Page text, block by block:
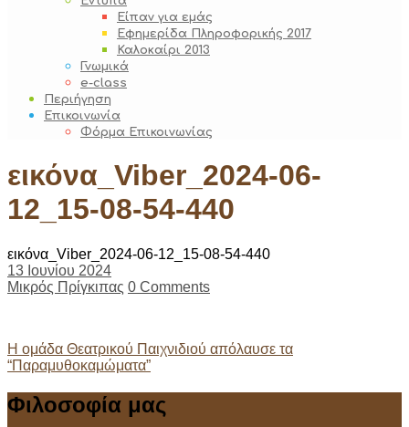
Είπαν για εμάς
Εφημερίδα Πληροφορικής 2017
Καλοκαίρι 2013
Γνωμικά
e-class
Περιήγηση
Επικοινωνία
Φόρμα Επικοινωνίας
εικόνα_Viber_2024-06-
12_15-08-54-440
εικόνα_Viber_2024-06-12_15-08-54-440
13 Ιουνίου 2024
Μικρός Πρίγκιπας 0 Comments
Post
navigation
Η ομάδα Θεατρικού Παιχνιδιού απόλαυσε τα
“Παραμυθοκαμώματα”
Φιλοσοφία μας